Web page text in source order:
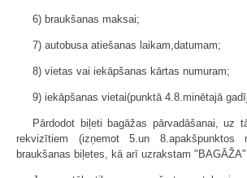
6) braukšanas maksai;
7) autobusa atiešanas laikam,datumam;
8) vietas vai iekāpšanas kārtas numuram;
9) iekāpšanas vietai(punktā 4.8.minētajā
Pārdodot biļeti bagāžas pārvadāšanai, uz
rekvizītiem (izņemot 5.un
braukšanas biļetes, kā arī uzrakstam